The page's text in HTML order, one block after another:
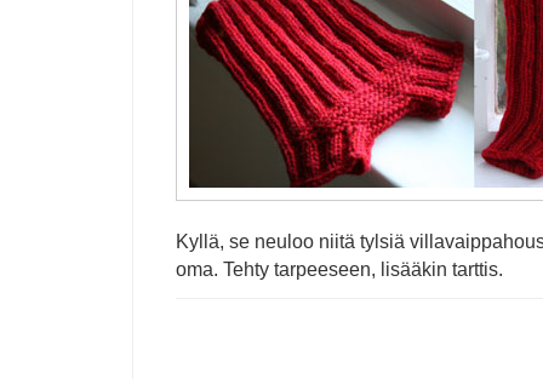
Kyllä, se neuloo niitä tylsiä
oma. Tehty tarpeeseen, lisääkin tarttis.